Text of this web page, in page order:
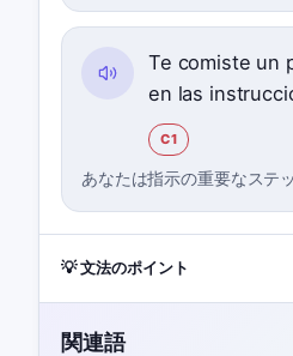
Te comiste un
en las
C1
あなたは指示の重要なステ
💡 文法のポイント
関連語